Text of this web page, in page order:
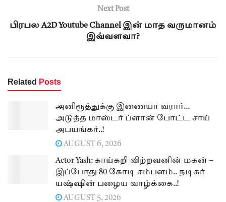
Next Post
பிரபல A2D Youtube Channel இன் மாத வருமானம்
இவ்வளவா?
Related Posts
அனிரூத்துக்கு இணையா வரார்…
அடுத்த மாஸ்டர் ப்ளான் போட்ட சாய்
அபயங்கர்..!
AUGUST 6, 2026
Actor Yash: காய்கறி விற்றவனின் மகன் –
இப்போது 80 கோடி சம்பளம்.. நடிகர்
யஷ்ஷின் பழைய வாழ்க்கை..!
AUGUST 5, 2026